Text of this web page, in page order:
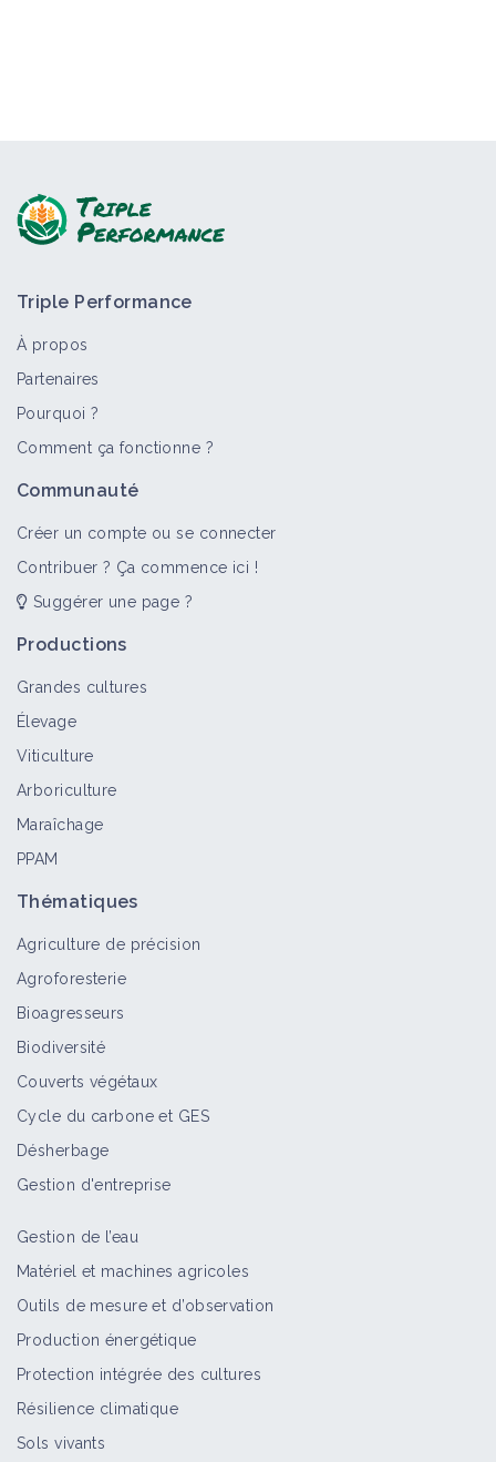
Triple Performance
À propos
Partenaires
Pourquoi ?
Comment ça fonctionne ?
Communauté
Créer un compte ou se connecter
Contribuer ? Ça commence ici !
Suggérer une page ?
Productions
Grandes cultures
Élevage
Viticulture
Arboriculture
Maraîchage
PPAM
Thématiques
Agriculture de précision
Agroforesterie
Bioagresseurs
Biodiversité
Couverts végétaux
Cycle du carbone et GES
Désherbage
Gestion d'entreprise
Gestion de l’eau
Matériel et machines agricoles
Outils de mesure et d’observation
Production énergétique
Protection intégrée des cultures
Résilience climatique
Sols vivants